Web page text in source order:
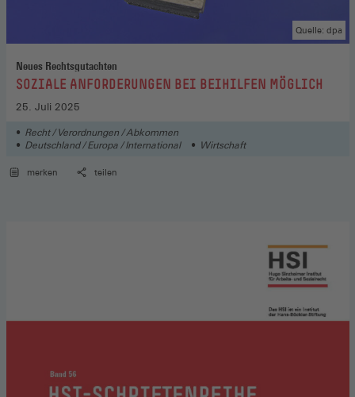
Neues Rechtsgutachten
:SOZIALE ANFORDERUNGEN BEI BEIHILFEN MÖGLICH
Quelle: dpa
25. Juli 2025
Recht / Verordnungen / Abkommen
Deutschland / Europa / International
Wirtschaft
merken teilen